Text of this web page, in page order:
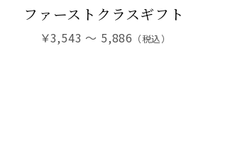
ファーストクラスギフト
￥3,543 ～ 5,886 （税込）